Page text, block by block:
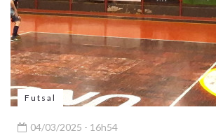
Futsal
04/03/2025 - 16h54